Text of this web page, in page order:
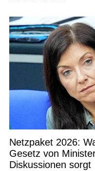
Netzpaket 2026:
Gesetz von
Diskussionen sorgt